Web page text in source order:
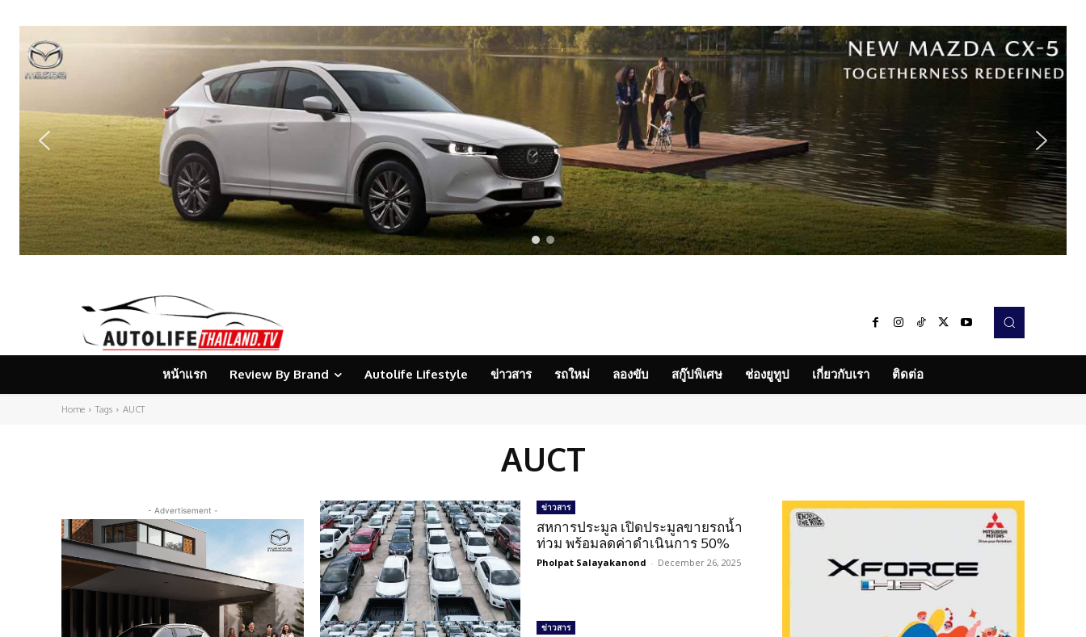
หน้าแรก Review By Brand Autolife Lifestyle ข่าวสาร รถใหม่ ลองขับ สกู๊ปพิเศษ ช่องยูทูป เกี่ยวกับเรา ติดต่อ
Home Tags AUCT
AUCT
- Advertisement - ข่าวสาร
สหการประมูล เปิดประมูลขายรถน้ำ
ท่วม พร้อมลดค่าดำเนินการ 50%
Pholpat Salayakanond - December 26, 2025
ข่าวสาร